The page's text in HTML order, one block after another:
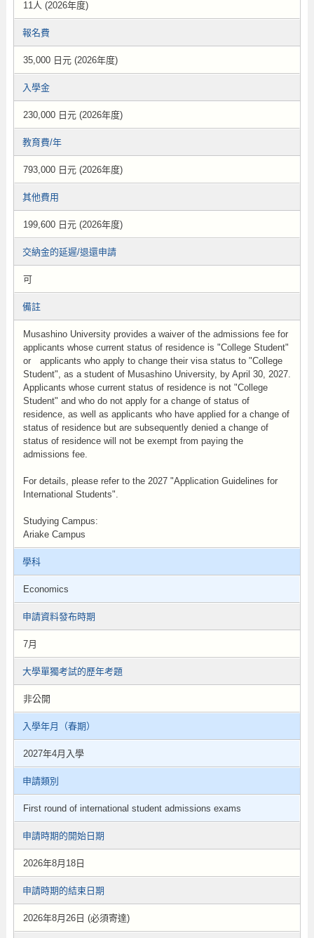
11人 (2026年度)
報名費
35,000 日元 (2026年度)
入學金
230,000 日元 (2026年度)
教育費/年
793,000 日元 (2026年度)
其他費用
199,600 日元 (2026年度)
交納金的延遲/退還申請
可
備註
Musashino University provides a waiver of the admissions fee for
applicants whose current status of residence is "College Student"
or applicants who apply to change their visa status to "College
Student", as a student of Musashino University, by April 30, 2027.
Applicants whose current status of residence is not "College
Student" and who do not apply for a change of status of
residence, as well as applicants who have applied for a change of
status of residence but are subsequently denied a change of
status of residence will not be exempt from paying the
admissions fee.
For details, please refer to the 2027 "Application Guidelines for
International Students".
Studying Campus:
Ariake Campus
學科
Economics
申請資料發布時期
7月
大學單獨考試的歷年考題
非公開
入學年月（春期）
2027年4月入學
申請類別
First round of international student admissions exams
申請時期的開始日期
2026年8月18日
申請時期的結束日期
2026年8月26日 (必須寄達)